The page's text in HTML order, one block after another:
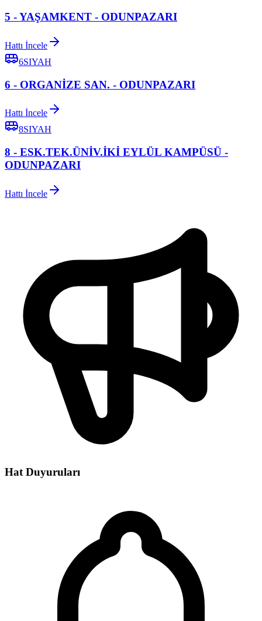
5 - YAŞAMKENT - ODUNPAZARI
Hattı İncele
6SIYAH
6 - ORGANİZE SAN. - ODUNPAZARI
Hattı İncele
8SIYAH
8 - ESK.TEK.ÜNİV.İKİ EYLÜL KAMPÜSÜ -
ODUNPAZARI
Hattı İncele
Hat Duyuruları